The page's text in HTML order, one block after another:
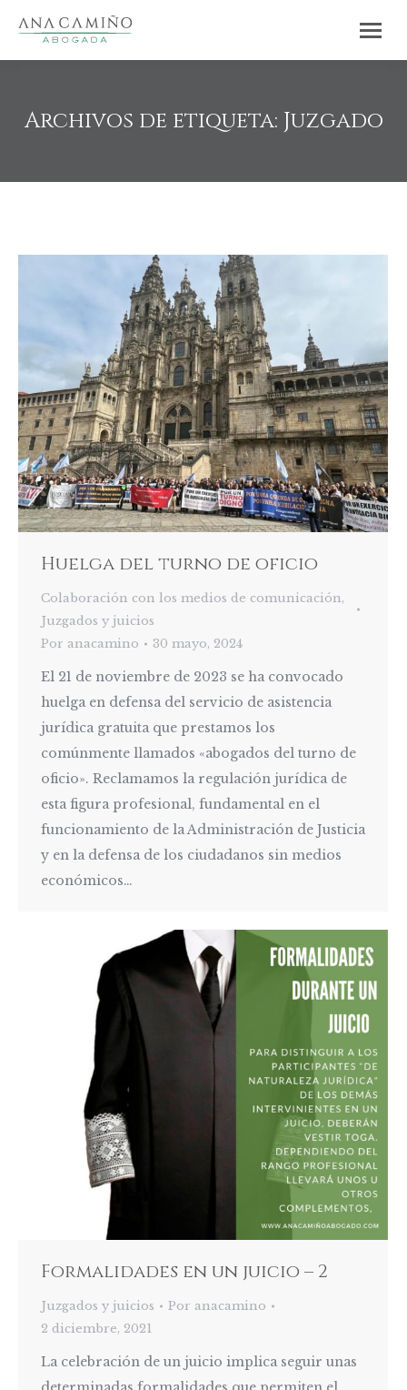
Archivos de etiqueta: Juzgado
Huelga del turno de oficio
Colaboración con los medios de comunicación,
Juzgados y juicios
Por anacamino 30 mayo, 2024
El 21 de noviembre de 2023 se ha convocado
huelga en defensa del servicio de asistencia
jurídica gratuita que prestamos los
comúnmente llamados «abogados del turno de
oficio». Reclamamos la regulación jurídica de
esta figura profesional, fundamental en el
funcionamiento de la Administración de Justicia
y en la defensa de los ciudadanos sin medios
económicos…
Formalidades en un juicio – 2
Juzgados y juicios Por anacamino
2 diciembre, 2021
La celebración de un juicio implica seguir unas